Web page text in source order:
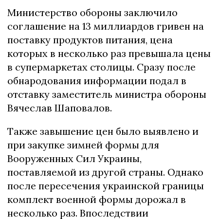
Министерство обороны заключило
соглашение на 13 миллиардов гривен на
поставку продуктов питания, цена
которых в несколько раз превышала цены
в супермаркетах столицы. Сразу после
обнародования информации подал в
отставку заместитель министра обороны
Вячеслав Шаповалов.
Также завышение цен было выявлено и
при закупке зимней формы для
Вооруженных Сил Украины,
поставляемой из другой страны. Однако
после пересечения украинской границы
комплект военной формы дорожал в
несколько раз. Впоследствии